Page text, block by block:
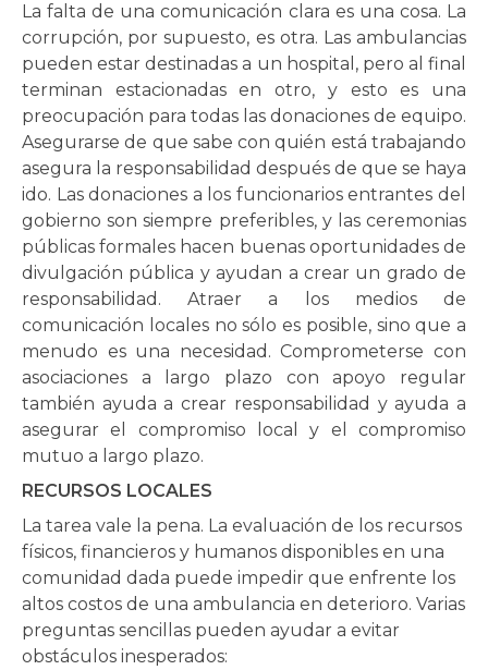
La falta de una comunicación clara es una cosa. La
corrupción, por supuesto, es otra. Las ambulancias
pueden estar destinadas a un hospital, pero al final
terminan estacionadas en otro, y esto es una
preocupación para todas las donaciones de equipo.
Asegurarse de que sabe con quién está trabajando
asegura la responsabilidad después de que se haya
ido. Las donaciones a los funcionarios entrantes del
gobierno son siempre preferibles, y las ceremonias
públicas formales hacen buenas oportunidades de
divulgación pública y ayudan a crear un grado de
responsabilidad. Atraer a los medios de
comunicación locales no sólo es posible, sino que a
menudo es una necesidad. Comprometerse con
asociaciones a largo plazo con apoyo regular
también ayuda a crear responsabilidad y ayuda a
asegurar el compromiso local y el compromiso
mutuo a largo plazo.
RECURSOS LOCALES
La tarea vale la pena. La evaluación de los recursos
físicos, financieros y humanos disponibles en una
comunidad dada puede impedir que enfrente los
altos costos de una ambulancia en deterioro. Varias
preguntas sencillas pueden ayudar a evitar
obstáculos inesperados: